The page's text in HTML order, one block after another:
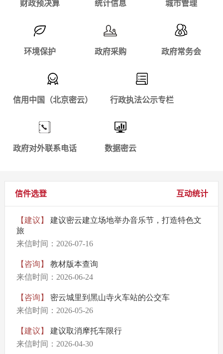
财政预决算 统计信息 城市管理
环境保护 政府采购 政府常务会
信用中国（北京密云） 行政执法公示专栏
政府对外联系电话 数据密云
信件选登 互动统计